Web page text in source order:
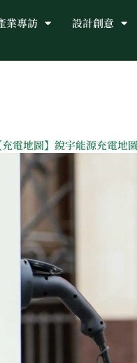
業專訪 設計創意
充電地圖】銳宇能源充電